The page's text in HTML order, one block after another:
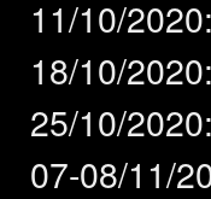
11/10/2020:
18/10/2020:
25/10/2020:
07-08/11/